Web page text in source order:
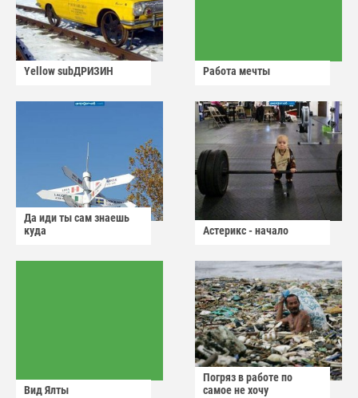
Yellow subДРИЗИН Работа мечты
Да иди ты сам знаешь
куда
Астерикс - начало
Вид Ялты
Погряз в работе по
самое не хочу